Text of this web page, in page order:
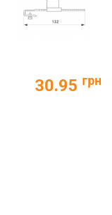
30.95 грн